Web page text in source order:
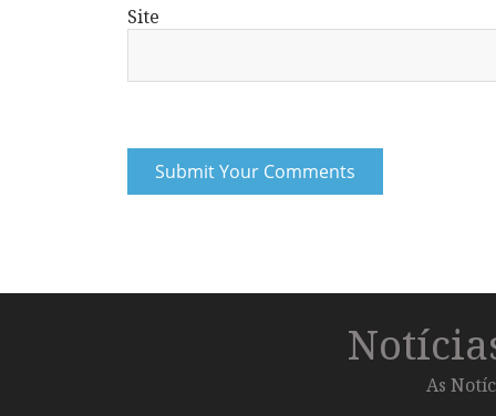
Site
As